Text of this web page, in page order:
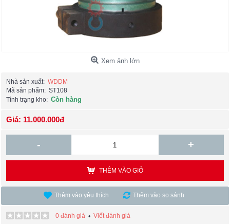
Xem ảnh lớn
Nhà sản xuất: WDDM
Mã sản phẩm: ST108
Tình trạng kho: Còn hàng
Giá: 11.000.000đ
- +
THÊM VÀO GIỎ
Thêm vào yêu thích Thêm vào so sánh
0 đánh giá • Viết đánh giá